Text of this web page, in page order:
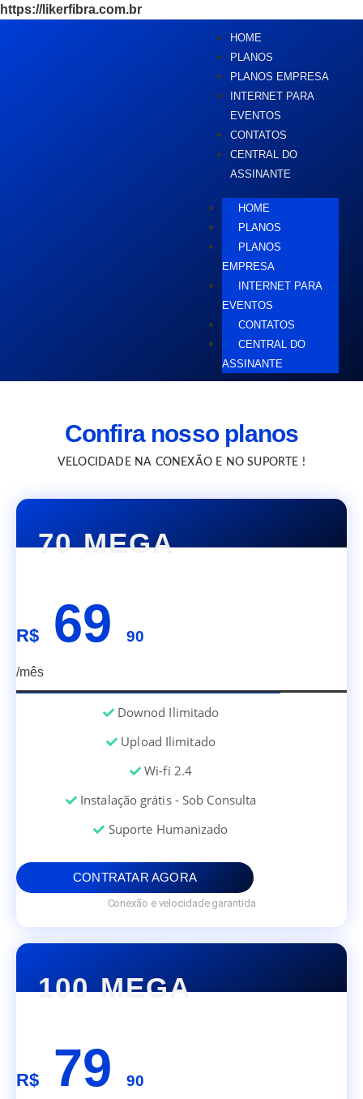
https://likerfibra.com.br
HOME
PLANOS
PLANOS EMPRESA
INTERNET PARA
EVENTOS
CONTATOS
CENTRAL DO
ASSINANTE
HOME
PLANOS
PLANOS
EMPRESA
INTERNET PARA
EVENTOS
CONTATOS
CENTRAL DO
ASSINANTE
Confira nosso planos
VELOCIDADE NA CONEXÃO E NO SUPORTE !
70 MEGA
R$ 69 90
/mês
Downod Ilimitado
Upload Ilimitado
Wi-fi 2.4
Instalação grátis - Sob Consulta
Suporte Humanizado
CONTRATAR AGORA
Conexão e velocidade garantida
100 MEGA
R$ 79 90